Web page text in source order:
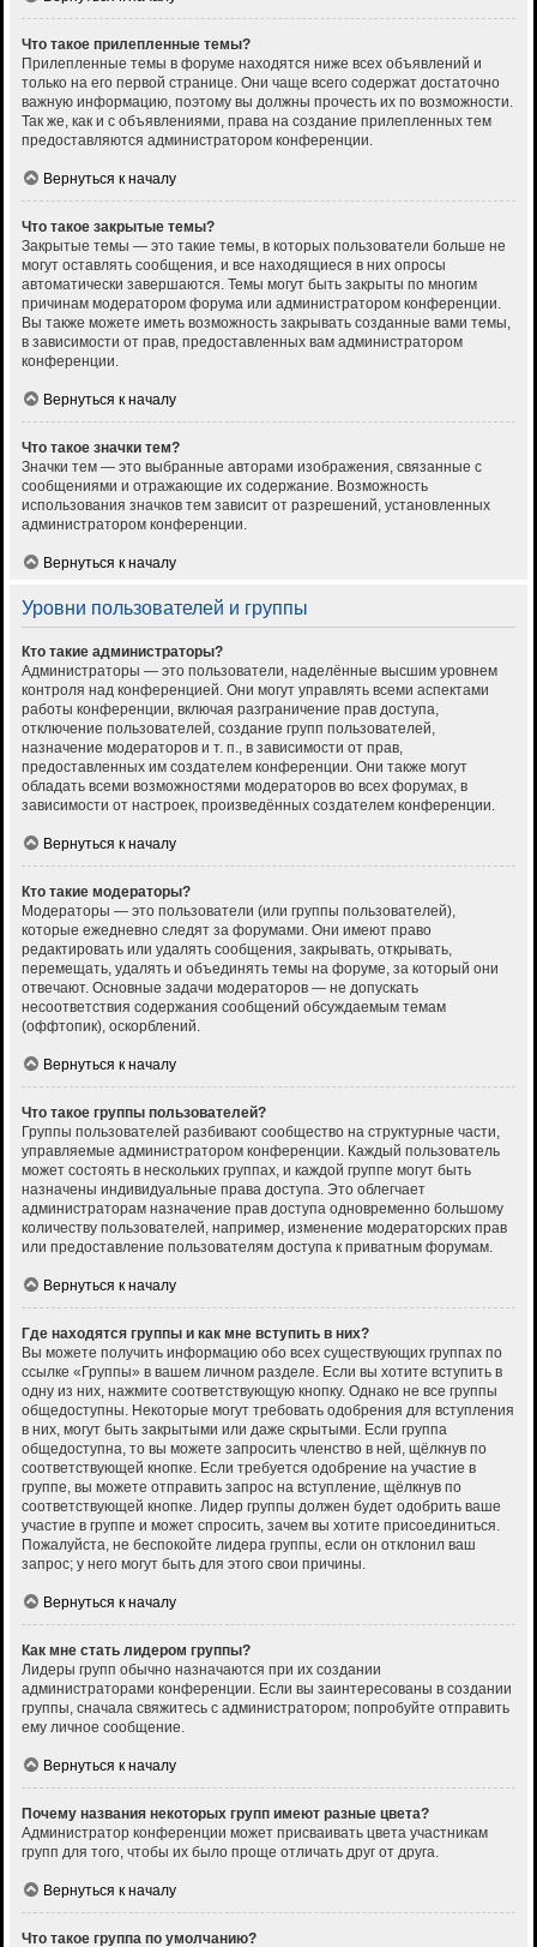
Что такое прилепленные темы?
Прилепленные темы в форуме находятся ниже всех объявлений и
только на его первой странице. Они чаще всего содержат достаточно
важную информацию, поэтому вы должны прочесть их по возможности.
Так же, как и с объявлениями, права на создание прилепленных тем
предоставляются администратором конференции.
Вернуться к началу
Что такое закрытые темы?
Закрытые темы — это такие темы, в которых пользователи больше не
могут оставлять сообщения, и все находящиеся в них опросы
автоматически завершаются. Темы могут быть закрыты по многим
причинам модератором форума или администратором конференции.
Вы также можете иметь возможность закрывать созданные вами темы,
в зависимости от прав, предоставленных вам администратором
конференции.
Вернуться к началу
Что такое значки тем?
Значки тем — это выбранные авторами изображения, связанные с
сообщениями и отражающие их содержание. Возможность
использования значков тем зависит от разрешений, установленных
администратором конференции.
Вернуться к началу
Уровни пользователей и группы
Кто такие администраторы?
Администраторы — это пользователи, наделённые высшим уровнем
контроля над конференцией. Они могут управлять всеми аспектами
работы конференции, включая разграничение прав доступа,
отключение пользователей, создание групп пользователей,
назначение модераторов и т. п., в зависимости от прав,
предоставленных им создателем конференции. Они также могут
обладать всеми возможностями модераторов во всех форумах, в
зависимости от настроек, произведённых создателем конференции.
Вернуться к началу
Кто такие модераторы?
Модераторы — это пользователи (или группы пользователей),
которые ежедневно следят за форумами. Они имеют право
редактировать или удалять сообщения, закрывать, открывать,
перемещать, удалять и объединять темы на форуме, за который они
отвечают. Основные задачи модераторов — не допускать
несоответствия содержания сообщений обсуждаемым темам
(оффтопик), оскорблений.
Вернуться к началу
Что такое группы пользователей?
Группы пользователей разбивают сообщество на структурные части,
управляемые администратором конференции. Каждый пользователь
может состоять в нескольких группах, и каждой группе могут быть
назначены индивидуальные права доступа. Это облегчает
администраторам назначение прав доступа одновременно большому
количеству пользователей, например, изменение модераторских прав
или предоставление пользователям доступа к приватным форумам.
Вернуться к началу
Где находятся группы и как мне вступить в них?
Вы можете получить информацию обо всех существующих группах по
ссылке «Группы» в вашем личном разделе. Если вы хотите вступить в
одну из них, нажмите соответствующую кнопку. Однако не все группы
общедоступны. Некоторые могут требовать одобрения для вступления
в них, могут быть закрытыми или даже скрытыми. Если группа
общедоступна, то вы можете запросить членство в ней, щёлкнув по
соответствующей кнопке. Если требуется одобрение на участие в
группе, вы можете отправить запрос на вступление, щёлкнув по
соответствующей кнопке. Лидер группы должен будет одобрить ваше
участие в группе и может спросить, зачем вы хотите присоединиться.
Пожалуйста, не беспокойте лидера группы, если он отклонил ваш
запрос; у него могут быть для этого свои причины.
Вернуться к началу
Как мне стать лидером группы?
Лидеры групп обычно назначаются при их создании
администраторами конференции. Если вы заинтересованы в создании
группы, сначала свяжитесь с администратором; попробуйте отправить
ему личное сообщение.
Вернуться к началу
Почему названия некоторых групп имеют разные цвета?
Администратор конференции может присваивать цвета участникам
групп для того, чтобы их было проще отличать друг от друга.
Вернуться к началу
Что такое группа по умолчанию?